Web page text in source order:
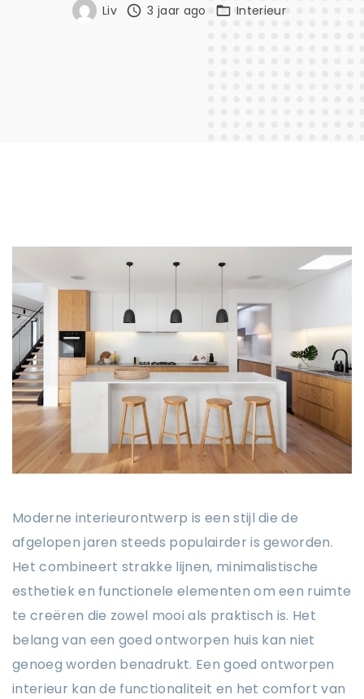
Liv 3 jaar ago Interieur
Moderne interieurontwerp is een stijl die de
afgelopen jaren steeds populairder is geworden.
Het combineert strakke lijnen, minimalistische
esthetiek en functionele elementen om een ​​ruimte
te creëren die zowel mooi als praktisch is. Het
belang van een goed ontworpen huis kan niet
genoeg worden benadrukt. Een goed ontworpen
interieur kan de functionaliteit en het comfort van